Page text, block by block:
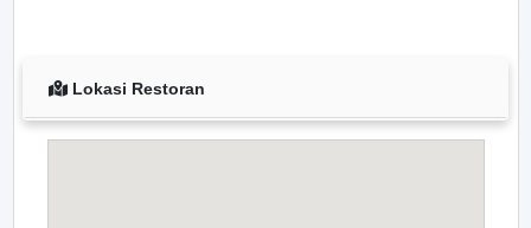
Lokasi Restoran